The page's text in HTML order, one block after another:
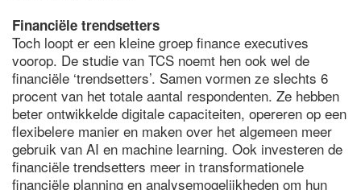
Financiële trendsetters
Toch loopt er een kleine groep finance executives
voorop. De studie van TCS noemt hen ook wel de
financiële ‘trendsetters’. Samen vormen ze slechts 6
procent van het totale aantal respondenten. Ze hebben
beter ontwikkelde digitale capaciteiten, opereren op een
flexibelere manier en maken over het algemeen meer
gebruik van AI en machine learning. Ook investeren de
financiële trendsetters meer in transformationele
financiële planning en analysemogelijkheden om hun